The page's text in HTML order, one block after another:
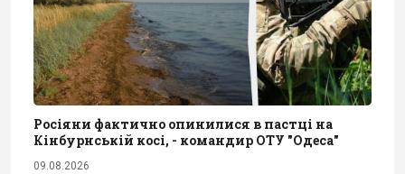
Росіяни фактично опинилися в пастці на
Кінбурнській косі, - командир ОТУ "Одеса"
09.08.2026